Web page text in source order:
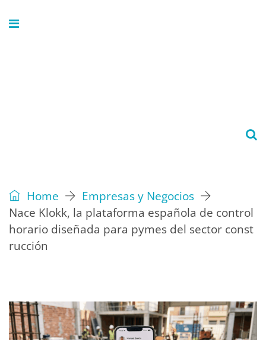
Home
Empresas y Negocios
Nace Klokk, la plataforma española de control
horario diseñada para pymes del sector const
rucción